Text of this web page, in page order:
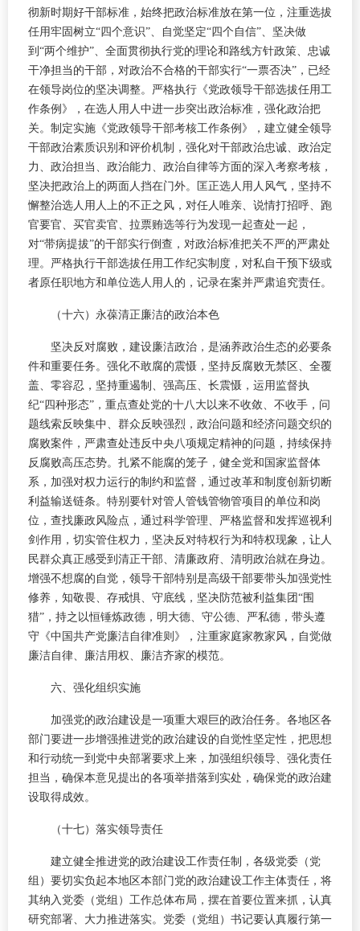
彻新时期好干部标准，始终把政治标准放在第一位，注重选拔
任用牢固树立“四个意识”、自觉坚定“四个自信”、坚决做
到“两个维护”、全面贯彻执行党的理论和路线方针政策、忠诚
干净担当的干部，对政治不合格的干部实行“一票否决”，已经
在领导岗位的坚决调整。严格执行《党政领导干部选拔任用工
作条例》，在选人用人中进一步突出政治标准，强化政治把
关。制定实施《党政领导干部考核工作条例》，建立健全领导
干部政治素质识别和评价机制，强化对干部政治忠诚、政治定
力、政治担当、政治能力、政治自律等方面的深入考察考核，
坚决把政治上的两面人挡在门外。匡正选人用人风气，坚持不
懈整治选人用人上的不正之风，对任人唯亲、说情打招呼、跑
官要官、买官卖官、拉票贿选等行为发现一起查处一起，
对“带病提拔”的干部实行倒查，对政治标准把关不严的严肃处
理。严格执行干部选拔任用工作纪实制度，对私自干预下级或
者原任职地方和单位选人用人的，记录在案并严肃追究责任。
（十六）永葆清正廉洁的政治本色
坚决反对腐败，建设廉洁政治，是涵养政治生态的必要条
件和重要任务。强化不敢腐的震慑，坚持反腐败无禁区、全覆
盖、零容忍，坚持重遏制、强高压、长震慑，运用监督执
纪“四种形态”，重点查处党的十八大以来不收敛、不收手，问
题线索反映集中、群众反映强烈，政治问题和经济问题交织的
腐败案件，严肃查处违反中央八项规定精神的问题，持续保持
反腐败高压态势。扎紧不能腐的笼子，健全党和国家监督体
系，加强对权力运行的制约和监督，通过改革和制度创新切断
利益输送链条。特别要针对管人管钱管物管项目的单位和岗
位，查找廉政风险点，通过科学管理、严格监督和发挥巡视利
剑作用，切实管住权力，坚决反对特权行为和特权现象，让人
民群众真正感受到清正干部、清廉政府、清明政治就在身边。
增强不想腐的自觉，领导干部特别是高级干部要带头加强党性
修养，知敬畏、存戒惧、守底线，坚决防范被利益集团“围
猎”，持之以恒锤炼政德，明大德、守公德、严私德，带头遵
守《中国共产党廉洁自律准则》，注重家庭家教家风，自觉做
廉洁自律、廉洁用权、廉洁齐家的模范。
六、强化组织实施
加强党的政治建设是一项重大艰巨的政治任务。各地区各
部门要进一步增强推进党的政治建设的自觉性坚定性，把思想
和行动统一到党中央部署要求上来，加强组织领导、强化责任
担当，确保本意见提出的各项举措落到实处，确保党的政治建
设取得成效。
（十七）落实领导责任
建立健全推进党的政治建设工作责任制，各级党委（党
组）要切实负起本地区本部门党的政治建设工作主体责任，将
其纳入党委（党组）工作总体布局，摆在首要位置来抓，认真
研究部署、大力推进落实。党委（党组）书记要认真履行第一